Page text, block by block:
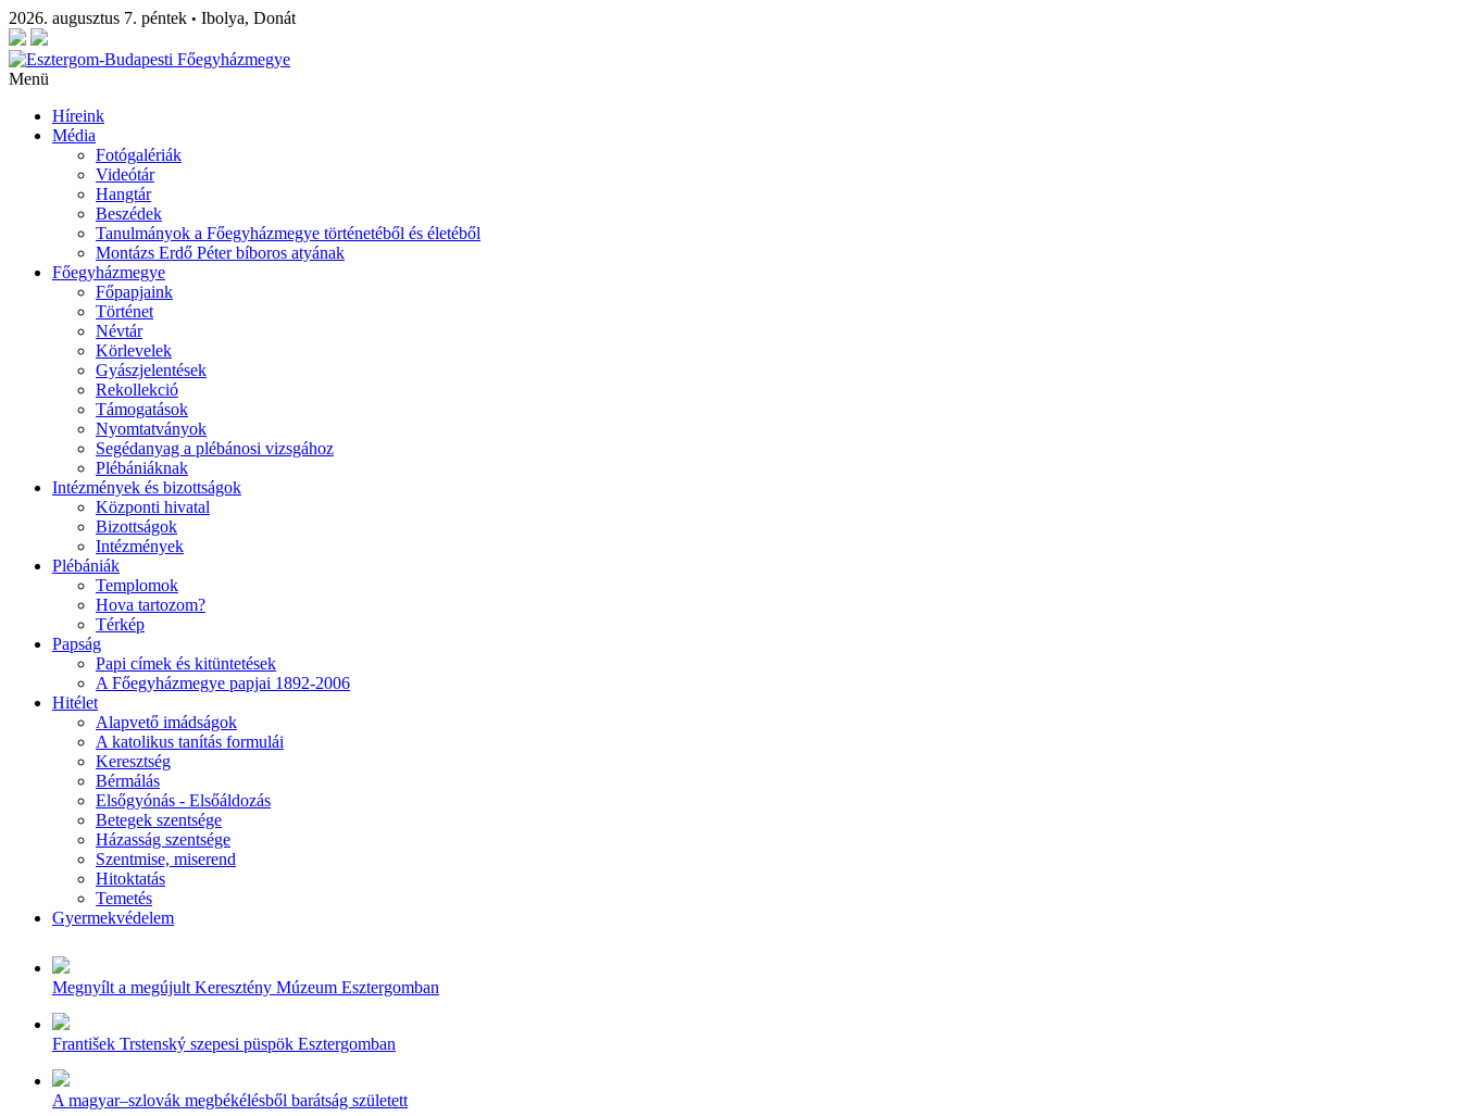
2026. augusztus 7. péntek • Ibolya, Donát
Menü
Híreink
Média
Fotógalériák
Videótár
Hangtár
Beszédek
Tanulmányok a Főegyházmegye történetéből és életéből
Montázs Erdő Péter bíboros atyának
Főegyházmegye
Főpapjaink
Történet
Névtár
Körlevelek
Gyászjelentések
Rekollekció
Támogatások
Nyomtatványok
Segédanyag a plébánosi vizsgához
Plébániáknak
Intézmények és bizottságok
Központi hivatal
Bizottságok
Intézmények
Plébániák
Templomok
Hova tartozom?
Térkép
Papság
Papi címek és kitüntetések
A Főegyházmegye papjai 1892-2006
Hitélet
Alapvető imádságok
A katolikus tanítás formulái
Keresztség
Bérmálás
Elsőgyónás - Elsőáldozás
Betegek szentsége
Házasság szentsége
Szentmise, miserend
Hitoktatás
Temetés
Gyermekvédelem
Megnyílt a megújult Keresztény Múzeum Esztergomban
František Trstenský szepesi püspök Esztergomban
A magyar–szlovák megbékélésből barátság született